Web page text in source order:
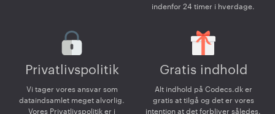
indenfor 24 timer i hverdage.
Privatlivspolitik
Vi tager vores ansvar som
dataindsamlet meget alvorlig.
Vores Privatlivspolitik er i
Gratis indhold
Alt indhold på Codecs.dk er
gratis at tilgå og det er vores
intention at det forbliver således.